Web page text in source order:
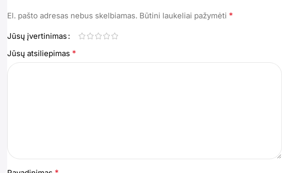
El. pašto adresas nebus skelbiamas. Būtini laukeliai pažymėti *
Jūsų įvertinimas
Jūsų atsiliepimas *